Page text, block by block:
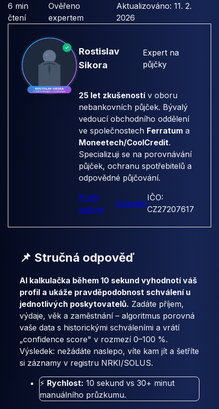
6 min
čtení
Ověřeno
expertem
Aktualizováno: 11. 2.
2026
Rostislav
Sikora
Expert na
půjčky
25 let zkušenostív oboru
nebankovních půjček. Bývalý
vedoucí obchodního oddělení
ve společnostech Ferratum a
Moneetech/CoolCredit.
Specializuji se na porovnávání
půjček, ochranu spotřebitelů a
odpovědné půjčování.
Profil
autora
LinkedIn
IČO:
CZ27207617
📌 Stručná odpověď
AI kalkulačka během 10 sekund vyhodnotí váš
profil a ukáže pravděpodobnost schválení u
jednotlivých poskytovatelů. Zadáte příjem,
výdaje, věk a zaměstnání – algoritmus porovná
vaše data s historickými schváleními a vrátí
„confidence score" v rozmezí 0–100 %.
Výsledek: nežádáte naslepo, víte kam jít a šetříte
si záznamy v registru NRKI/SOLUS.
⚡ Rychlost: 10 sekund vs 30+ minut
manuálního průzkumu.